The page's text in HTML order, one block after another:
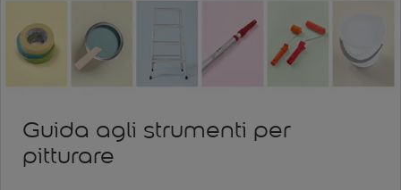
Guida agli strumenti per
pitturare​